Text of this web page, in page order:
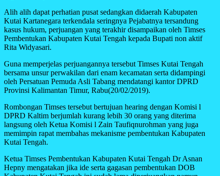
Alih alih dapat perhatian pusat sedangkan didaerah Kabupaten
Kutai Kartanegara terkendala seringnya Pejabatnya tersandung
kasus hukum, perjuangan yang terakhir disampaikan oleh Timses
Pembentukan Kabupaten Kutai Tengah kepada Bupati non aktif
Rita Widyasari.
Guna memperjelas perjuangannya tersebut Timses Kutai Tengah
bersama unsur perwakilan dari enam kecamatan serta didampingi
oleh Persatuan Pemuda Asli Tabang mendatangi kantor DPRD
Provinsi Kalimantan Timur, Rabu(20/02/2019).
Rombongan Timses tersebut bertujuan hearing dengan Komisi l
DPRD Kaltim berjumlah kurang lebih 30 orang yang diterima
langsung oleh Ketua Komisi l Zain Taufiqnurohman yang juga
memimpin rapat membahas mekanisme pembentukan Kabupaten
Kutai Tengah.
Ketua Timses Pembentukan Kabupaten Kutai Tengah Dr Asnan
Hepny mengatakan jika ide serta gagasan pembentukan DOB